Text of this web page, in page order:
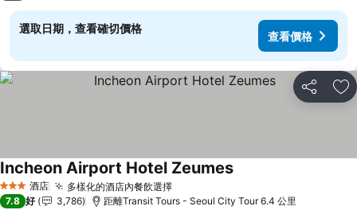
選取日期，查看確切價格
查看價格
分享 放
3 星級 酒店 多樣化的酒店內餐飲選擇
Incheon Airport Hotel Zeumes
7.8 好 3,786 距離Transit Tours - Seoul City Tour 6.4 公里